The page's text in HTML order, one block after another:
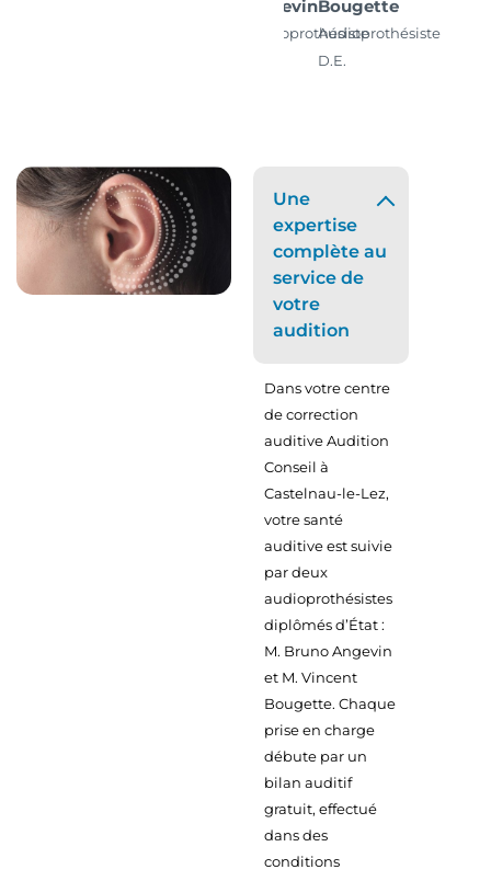
Angevin
Audioprothésiste
Bougette
Audioprothésiste
D.E.
Une
expertise
complète au
service de
votre
audition
Dans votre centre
de correction
auditive Audition
Conseil à
Castelnau-le-Lez,
votre santé
auditive est suivie
par deux
audioprothésistes
diplômés d’État :
M. Bruno Angevin
et M. Vincent
Bougette. Chaque
prise en charge
débute par un
bilan auditif
gratuit, effectué
dans des
conditions